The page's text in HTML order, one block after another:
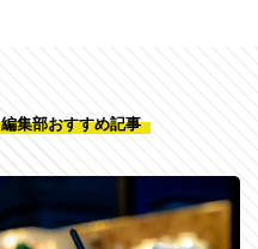
編集部おすすめ記事